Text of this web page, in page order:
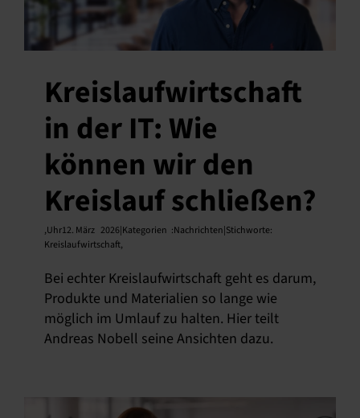
Kreislaufwirtschaft
in der IT: Wie
können wir den
Kreislauf schließen?
,Uhr12. März 2026|Kategorien :Nachrichten|Stichworte:
Kreislaufwirtschaft,
Bei echter Kreislaufwirtschaft geht es darum,
Produkte und Materialien so lange wie
möglich im Umlauf zu halten. Hier teilt
Andreas Nobell seine Ansichten dazu.